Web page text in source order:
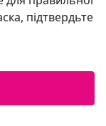
124
підтвердьте